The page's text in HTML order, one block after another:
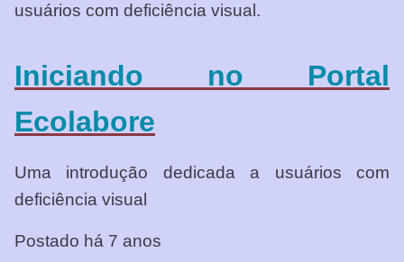
usuários com deficiência visual.
Iniciando no Portal
Ecolabore
Uma introdução dedicada a usuários com
deficiência visual
Postado há 7 anos